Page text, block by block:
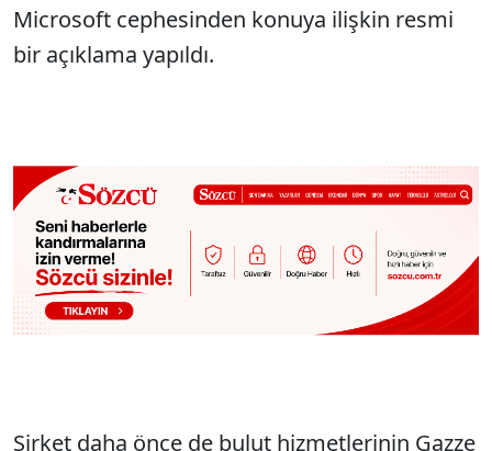
Microsoft cephesinden konuya ilişkin resmi
bir açıklama yapıldı.
Şirket daha önce de bulut hizmetlerinin Gazze